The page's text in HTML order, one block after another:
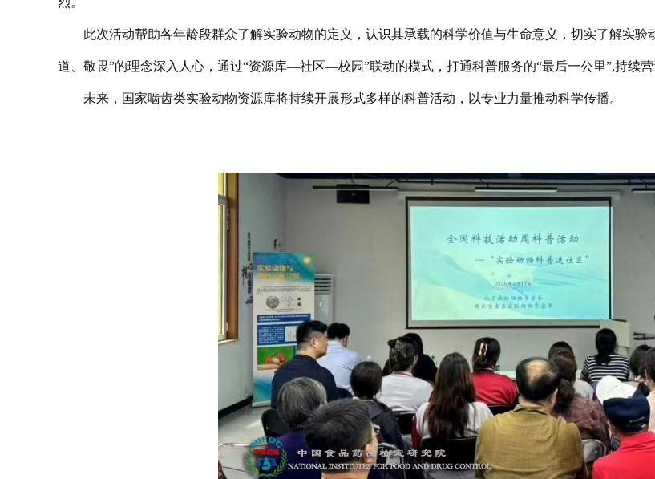
此次活动帮助各年龄段群众了解实验动物的定义，认识其承载的科学价值与生命意义，切实了解实
道、敬畏”的理念深入人心，通过“资源库—社区—校园”联动的模式，打通科普服务的“最后一公里”,持续
未来，国家啮齿类实验动物资源库将持续开展形式多样的科普活动，以专业力量推动科学传播。